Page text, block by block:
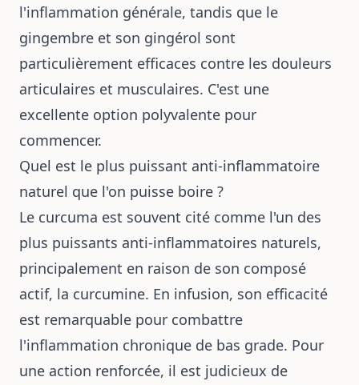
l'inflammation générale, tandis que le
gingembre et son gingérol sont
particulièrement efficaces contre les douleurs
articulaires et musculaires. C'est une
excellente option polyvalente pour
commencer.
Quel est le plus puissant anti-inflammatoire
naturel que l'on puisse boire ?
Le curcuma est souvent cité comme l'un des
plus puissants anti-inflammatoires naturels,
principalement en raison de son composé
actif, la curcumine. En infusion, son efficacité
est remarquable pour combattre
l'inflammation chronique de bas grade. Pour
une action renforcée, il est judicieux de